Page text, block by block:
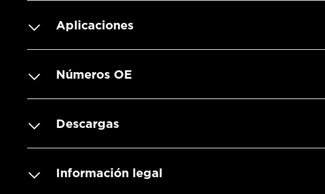
Aplicaciones
Números OE
Descargas
Información legal